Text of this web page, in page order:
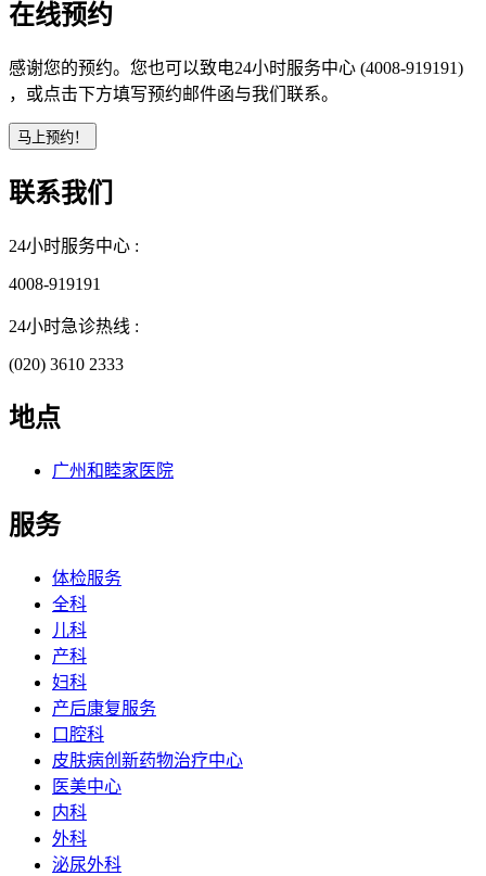
在线预约
感谢您的预约。您也可以致电24小时服务中心 (4008-919191)
，或点击下方填写预约邮件函与我们联系。
联系我们
24小时服务中心 :
4008-919191
24小时急诊热线 :
(020) 3610 2333
地点
广州和睦家医院
服务
体检服务
全科
儿科
产科
妇科
产后康复服务
口腔科
皮肤病创新药物治疗中心
医美中心
内科
外科
泌尿外科